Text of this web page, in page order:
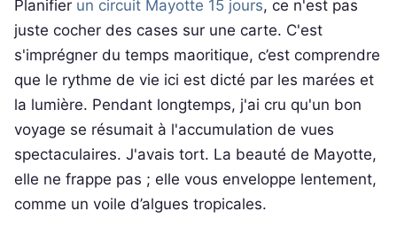
Planifier un circuit Mayotte 15 jours, ce n'est pas
juste cocher des cases sur une carte. C'est
s'imprégner du temps maoritique, c’est comprendre
que le rythme de vie ici est dicté par les marées et
la lumière. Pendant longtemps, j'ai cru qu'un bon
voyage se résumait à l'accumulation de vues
spectaculaires. J'avais tort. La beauté de Mayotte,
elle ne frappe pas ; elle vous enveloppe lentement,
comme un voile d’algues tropicales.